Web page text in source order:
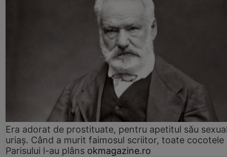
Era adorat de prostituate, pentru apetitul său
uriaș. Când a murit faimosul scriitor, toate cocotele
Parisului l-au plâns okmagazine.ro